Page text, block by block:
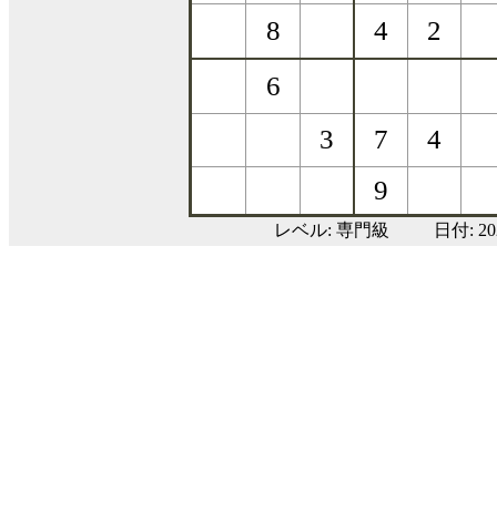
レベル: 専門級 日付: